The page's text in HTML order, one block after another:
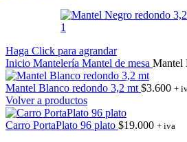
Haga Click para agrandar
Inicio Mantelería Mantel de mesa Mantel
Mantel Blanco redondo 3,2 mt $3.600 +
Volver a productos
Carro PortaPlato 96 plato $19.000 + iva